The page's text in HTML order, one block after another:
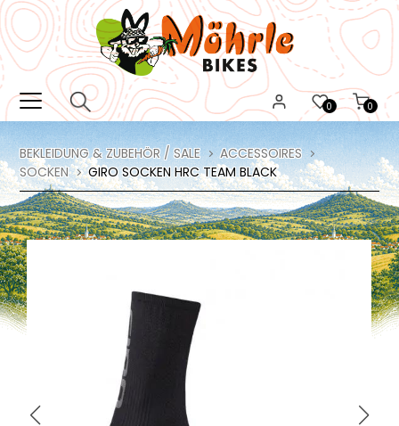
0
0
BEKLEIDUNG & ZUBEHÖR / SALE
ACCESSOIRES
SOCKEN
GIRO SOCKEN HRC TEAM BLACK